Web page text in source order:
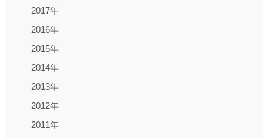
2017年
2016年
2015年
2014年
2013年
2012年
2011年